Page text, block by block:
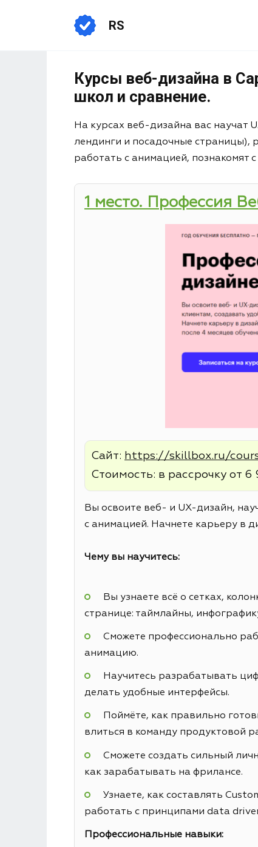
RS
Курсы веб-дизайна в
школ и сравнение.
На курсах веб-дизайна вас научат
лендинги и посадочные
работать с анимацией, познакомят
1 место. Профессия
Сайт: https://skillbox.ru/
Стоимость: в рассрочку от 6
Вы освоите веб- и UX-дизайн,
с анимацией. Начнете карьеру в
Чему вы научитесь:
Вы узнаете всё о сетках,
странице: таймлайны,
Сможете профессионально
анимацию.
Научитесь разрабатывать
делать удобные интерфейсы.
Поймёте, как правильно
влиться в команду продуктовой
Сможете создать сильный
как зарабатывать на фрилансе.
Узнаете, как составлять
работать с принципами data
Профессиональные навыки: